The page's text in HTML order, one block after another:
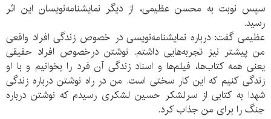
سپس نوبت به محسن عظیمی، از دیگر نمایشنامه‌نویسان این اثر
رسید.
عظیمی گفت: درباره نمایشنامه‌نویسی در خصوص زندگی افراد واقعی
من پیشتر نیز تجربه‌هایی داشتم. نوشتن درخصوص افراد حقیقی
یعنی همه کتاب‌ها، فیلم‌ها و اسناد زندگی آن فرد را بخوانیم و با او
زندگی کنیم که این کار سختی است. من در راه نوشتن درباره زندگی
شهدا به کتابی از سرلشکر حسین لشکری رسیدم که نوشتن درباره
جنگ را برای من جذاب کرد.